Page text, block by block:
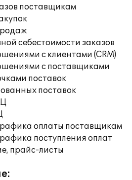
поставщикам
себестоимости заказов
с клиентами (CRM)
с поставщиками
поставок
поставок
оплаты поставщикам
поступления оплат
прайс-листы